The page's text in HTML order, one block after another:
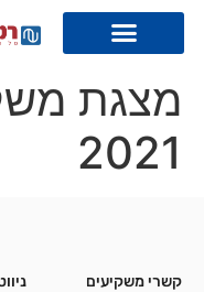
מצגת
2021
קשרי משקיעים